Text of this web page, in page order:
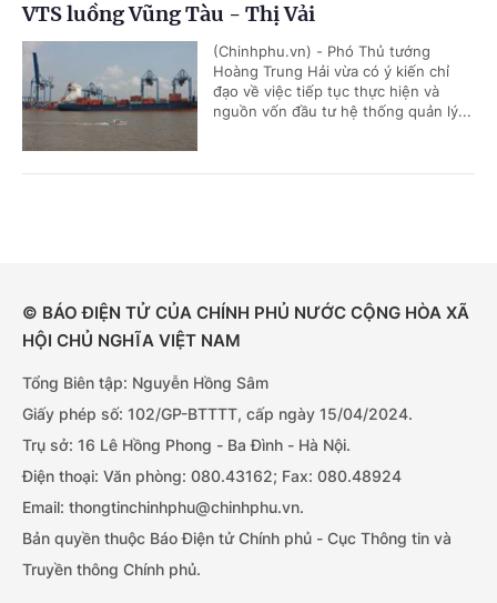
VTS luồng Vũng Tàu - Thị Vải
(Chinhphu.vn) - Phó Thủ tướng
Hoàng Trung Hải vừa có ý kiến chỉ
đạo về việc tiếp tục thực hiện và
nguồn vốn đầu tư hệ thống quản lý...
© BÁO ĐIỆN TỬ CỦA CHÍNH PHỦ NƯỚC CỘNG HÒA XÃ
HỘI CHỦ NGHĨA VIỆT NAM
Tổng Biên tập: Nguyễn Hồng Sâm
Giấy phép số: 102/GP-BTTTT, cấp ngày 15/04/2024.
Trụ sở: 16 Lê Hồng Phong - Ba Đình - Hà Nội.
Điện thoại: Văn phòng: 080.43162; Fax: 080.48924
Email: thongtinchinhphu@chinhphu.vn.
Bản quyền thuộc Báo Điện tử Chính phủ - Cục Thông tin và
Truyền thông Chính phủ.